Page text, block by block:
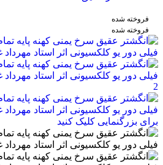
فروخته شده
فروخته شده
برای بزرگنمایی کلیک کنید